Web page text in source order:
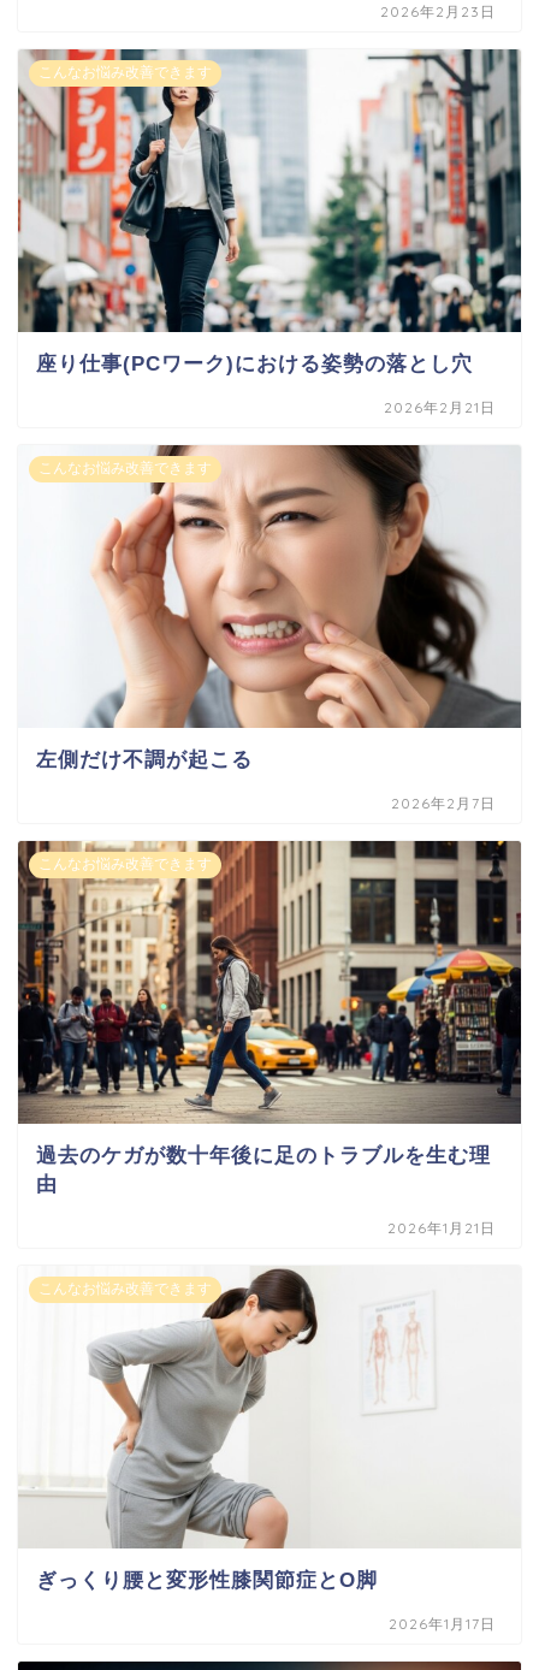
2026年2月23日
こんなお悩み改善できます
座り仕事(PCワーク)における姿勢の落とし穴
2026年2月21日
こんなお悩み改善できます
左側だけ不調が起こる
2026年2月7日
こんなお悩み改善できます
過去のケガが数十年後に足のトラブルを生む理
由
2026年1月21日
こんなお悩み改善できます
ぎっくり腰と変形性膝関節症とO脚
2026年1月17日